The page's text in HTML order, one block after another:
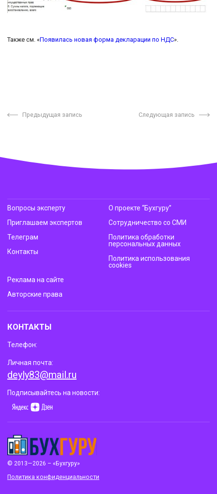
Также см. «Появилась новая форма декларации по НДС».
Предыдущая запись Следующая запись
© 2013—2026 – «Бухгуру»
Политика конфиденциальности
Вопросы эксперту
Приглашаем экспертов
Телеграм
Контакты
О проекте “Бухгуру”
Сотрудничество со СМИ
Политика обработки
персональных данных
Политика использования
cookies
Реклама на сайте
Авторские права
КОНТАКТЫ
Телефон:
Личная почта:
deyly83@mail.ru
Подписывайтесь на новости: